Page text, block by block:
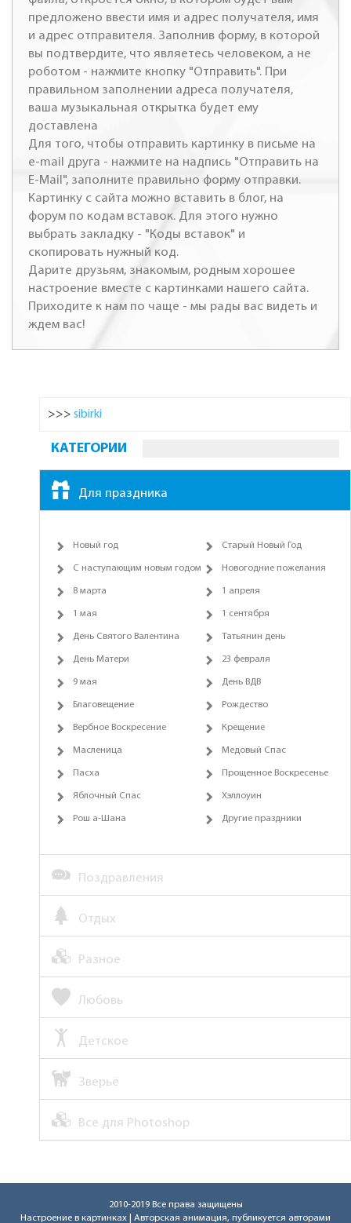
предложено ввести имя и адрес получателя, имя
и адрес отправителя. Заполнив форму, в которой
вы подтвердите, что являетесь человеком, а не
роботом - нажмите кнопку "Отправить". При
правильном заполнении адреса получателя,
ваша музыкальная открытка будет ему
доставлена
Для того, чтобы отправить картинку в письме на
e-mail друга - нажмите на надпись "Отправить на
E-Mail", заполните правильно форму отправки.
Картинку с сайта можно вставить в блог, на
форум по кодам вставок. Для этого нужно
выбрать закладку - "Коды вставок" и
скопировать нужный код.
Дарите друзьям, знакомым, родным хорошее
настроение вместе с картинками нашего сайта.
Приходите к нам по чаще - мы рады вас видеть и
ждем вас!
>>> sibirki
КАТЕГОРИИ
Для праздника
Новый год Старый Новый Год
С наступающим новым годом Новогодние пожелания
8 марта 1 апреля
1 мая 1 сентября
День Святого Валентина Татьянин день
День Матери 23 февраля
9 мая День ВДВ
Благовещение Рождество
Вербное Воскресение Крещение
Масленица Медовый Спас
Пасха Прощенное Воскресенье
Яблочный Спас Хэллоуин
Рош а-Шана Другие праздники
Поздравления
Отдых
Разное
Любовь
Детское
Зверьё
Все для Photoshop
2010-2019 Все права защищены
Настроение в картинках | Авторская анимация, публикуется авторами